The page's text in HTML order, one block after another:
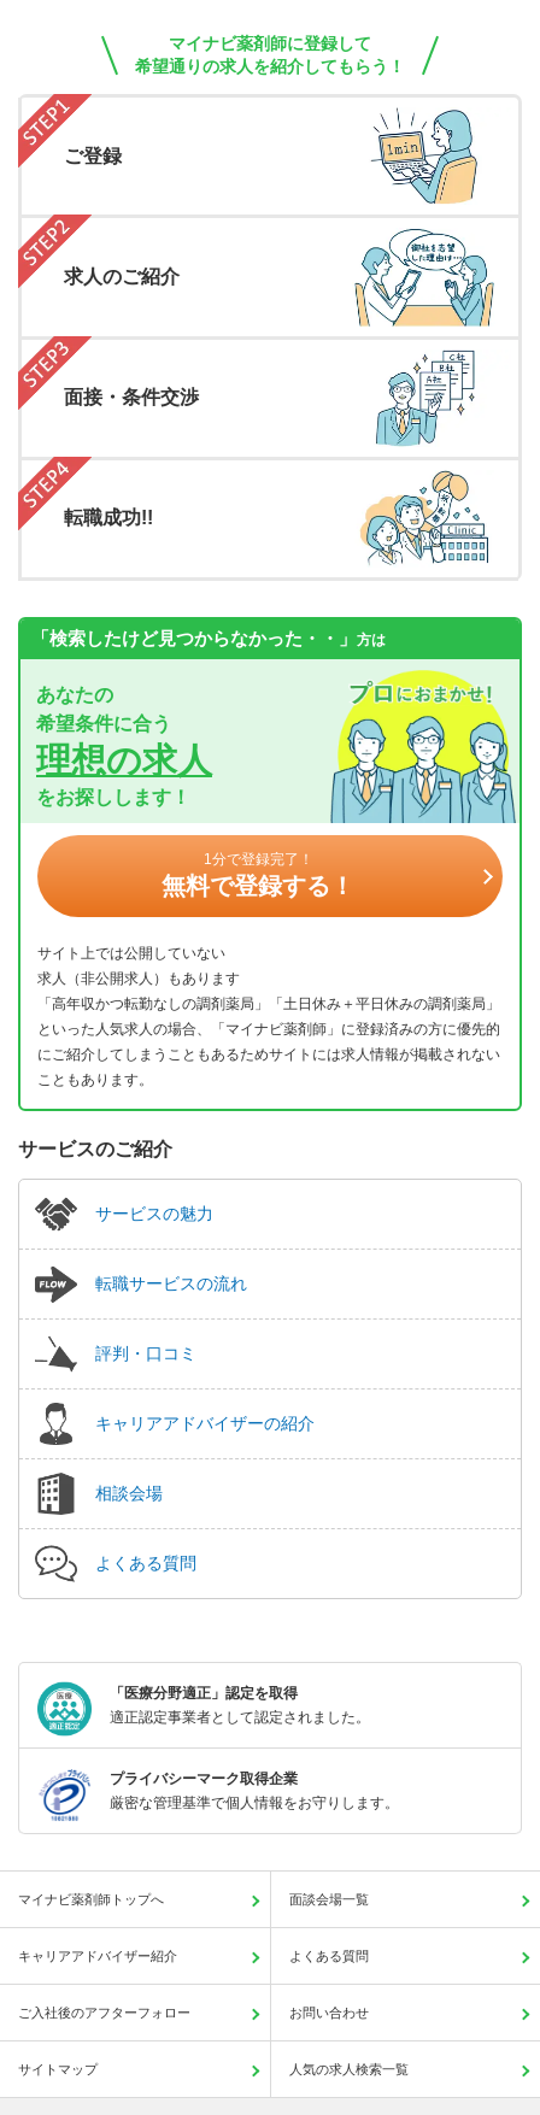
マイナビ薬剤師に登録して
希望通りの求人を紹介してもらう！
ご登録
求人のご紹介
面接・条件交渉
転職成功!!
「検索したけど見つからなかった・・」 方は
あなたの
希望条件に合う
理想の求人
をお探しします！
1分で登録完了！
無料で登録する！
サイト上では公開していない
求人（非公開求人）もあります
「高年収かつ転勤なしの調剤薬局」「土日休み＋平日休みの調剤薬局」
といった人気求人の場合、「マイナビ薬剤師」に登録済みの方に優先的
にご紹介してしまうこともあるためサイトには求人情報が掲載されない
こともあります。
サービスのご紹介
サービスの魅力
転職サービスの流れ
評判・口コミ
キャリアアドバイザーの紹介
相談会場
よくある質問
「医療分野適正」認定を取得
適正認定事業者として認定されました。
プライバシーマーク取得企業
厳密な管理基準で個人情報をお守りします。
マイナビ薬剤師トップへ 面談会場一覧
キャリアアドバイザー紹介 よくある質問
ご入社後のアフターフォロー お問い合わせ
サイトマップ 人気の求人検索一覧